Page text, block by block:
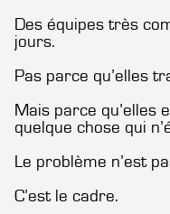
Des équipes très
jours.
Pas parce qu’elles
Mais parce qu’elles
quelque chose qui
Le problème n’est
C’est le cadre.